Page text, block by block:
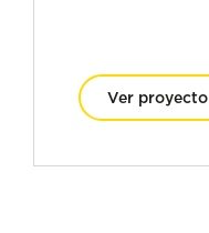
Ver proyecto